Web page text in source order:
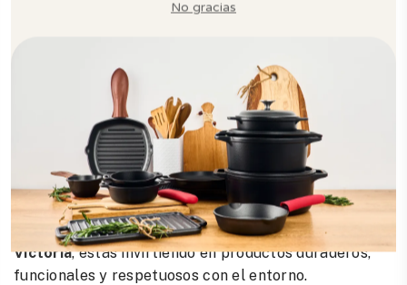
5. Cocina libre de químicos
sintéticos, el hierro fundido es natural, seguro y
mejora su anti adherencia con el uso, gracias al
Contribuir a la sostenibilidad desde tu
cocina
Adoptar hábitos sostenibles comienza con decisiones
conscientes. Al elegirutensilios de hierro fundido
Victoria, estás invirtiendo en productos duraderos,
funcionales y respetuosos con el entorno.